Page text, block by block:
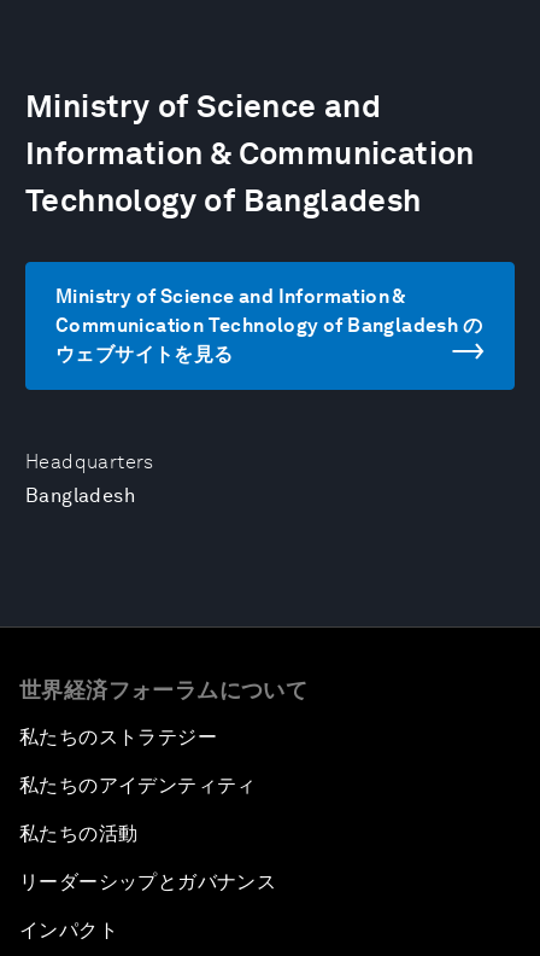
Headquarters
Bangladesh
Ministry of Science and
Information & Communication
Technology of Bangladesh
Ministry of Science and Information &
Communication Technology of Bangladesh の
ウェブサイトを見る
世界経済フォーラムについて
私たちのストラテジー
私たちのアイデンティティ
私たちの活動
リーダーシップとガバナンス
インパクト